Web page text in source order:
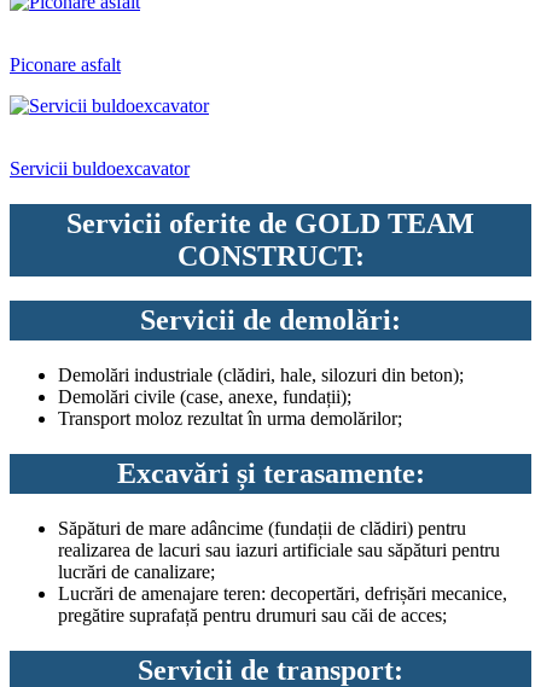
Piconare asfalt
Servicii buldoexcavator
Servicii oferite de GOLD TEAM
CONSTRUCT:
Servicii de demolări:
Demolări industriale (clădiri, hale, silozuri din beton);
Demolări civile (case, anexe, fundații);
Transport moloz rezultat în urma demolărilor;
Excavări și terasamente:
Săpături de mare adâncime (fundații de clădiri) pentru
realizarea de lacuri sau iazuri artificiale sau săpături pentru
lucrări de canalizare;
Lucrări de amenajare teren: decopertări, defrișări mecanice,
pregătire suprafață pentru drumuri sau căi de acces;
Servicii de transport: